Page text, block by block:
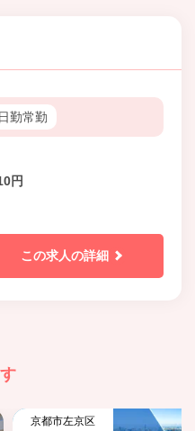
勤常勤
円
この求人の詳細
京都市左京区